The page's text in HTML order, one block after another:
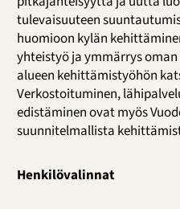
tulevaisuuteen
huomioon kylän
yhteistyö ja ymmärrys
alueen kehittämistyöhön
Verkostoituminen,
edistäminen ovat myös
suunnitelmallista
Henkilövalinnat